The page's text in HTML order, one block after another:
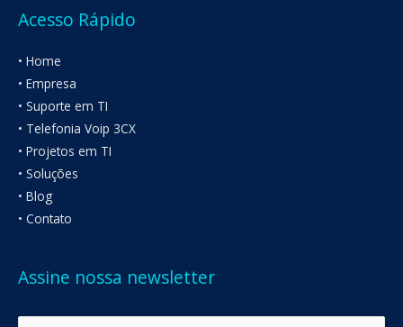
Acesso Rápido
• Home
• Empresa
• Suporte em TI
• Telefonia Voip 3CX
• Projetos em TI
• Soluções
• Blog
• Contato
Assine nossa newsletter